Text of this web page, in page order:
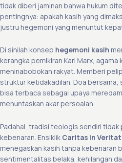
tidak diberi jaminan bahwa hukum
pentingnya: apakah kasih yang
justru hegemoni yang menuntut
Di sinilah konsep hegemoni kasih
kerangka pemikiran Karl Marx, agama
meninabobokan rakyat. Memberi
struktur ketidakadilan. Doa bersama,
bisa terbaca sebagai upaya
menuntaskan akar persoalan.
Padahal, tradisi teologis sendiri tidak
kebenaran. Ensiklik Caritas in
menegaskan kasih tanpa kebenaran
sentimentalitas belaka, kehilangan